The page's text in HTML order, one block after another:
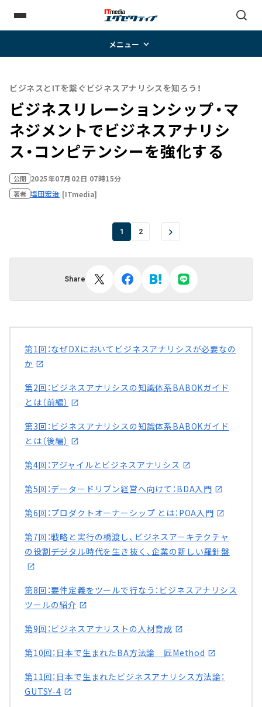
メニュー
ビジネスとITを繋ぐビジネスアナリシスを知ろう！
ビジネスリレーションシップ・マ
ネジメントでビジネスアナリシ
ス・コンピテンシーを強化する
公開 2025年07月02日 07時15分
著者 塩田宏治 [ITmedia]
1 2
Share
第1回：なぜDXにおいてビジネスアナリシスが必要なの
か
第2回：ビジネスアナリシスの知識体系BABOKガイド
とは（前編）
第3回：ビジネスアナリシスの知識体系BABOKガイド
とは（後編）
第4回：アジャイルとビジネスアナリシス
第5回：データードリブン経営へ向けて：BDA入門
第6回：プロダクトオーナーシップ とは：POA入門
第7回：戦略と実行の橋渡し、ビジネスアーキテクチャ
の役割――デジタル時代を生き抜く、企業の新しい羅針盤
第8回：要件定義をツールで行なう：ビジネスアナリシス
ツールの紹介
第9回：ビジネスアナリストの人材育成
第10回：日本で生まれたBA方法論 匠Method
第11回：日本で生まれたビジネスアナリシス方法論：
GUTSY-4